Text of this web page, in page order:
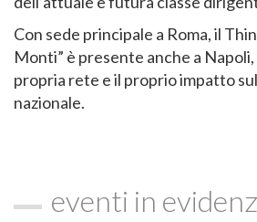
Con sede principale a Roma, il
Monti” è presente anche a
propria rete e il proprio impatto
nazionale.
eventi in